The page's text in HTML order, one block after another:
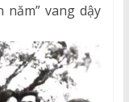
năm” vang dậy